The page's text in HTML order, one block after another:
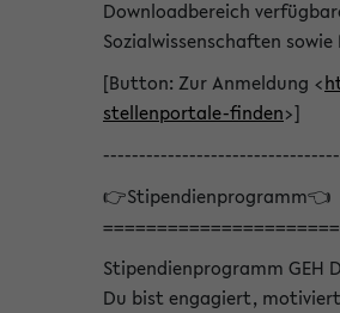
Downloadbereich
Sozialwissenschaften sowie
[Button: Zur Anmeldung <
stellenportale-finden>]
👉Stipendienprogramm👈
Stipendienprogramm GEH
Du bist engagiert,